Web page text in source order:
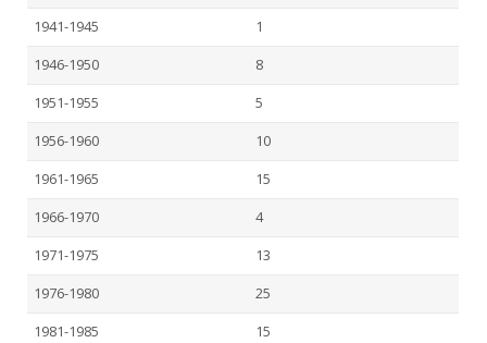
1941-1945 1
1946-1950 8
1951-1955 5
1956-1960 10
1961-1965 15
1966-1970 4
1971-1975 13
1976-1980 25
1981-1985 15